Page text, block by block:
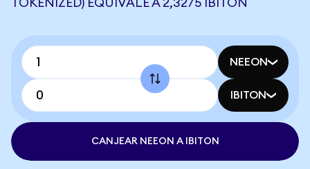
TOKENIZED) EQUIVALE A 2,3275 IBITON
NEEON
IBITON
CANJEAR NEEON A IBITON